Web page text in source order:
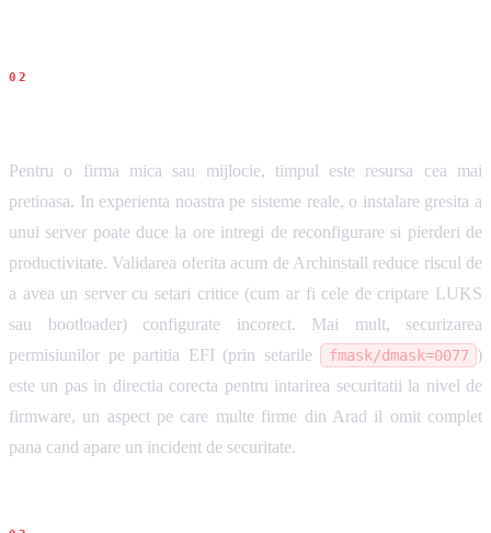
Pentru o firma mica sau mijlocie, timpul este resursa cea mai
pretioasa. In experienta noastra pe sisteme reale, o instalare gresita a
unui server poate duce la ore intregi de reconfigurare si pierderi de
productivitate. Validarea oferita acum de Archinstall reduce riscul de
a avea un server cu setari critice (cum ar fi cele de criptare LUKS
sau bootloader) configurate incorect. Mai mult, securizarea
permisiunilor pe partitia EFI (prin setarile
fmask/dmask=0077 )
este un pas in directia corecta pentru intarirea securitatii la nivel de
firmware, un aspect pe care multe firme din Arad il omit complet
pana cand apare un incident de securitate.